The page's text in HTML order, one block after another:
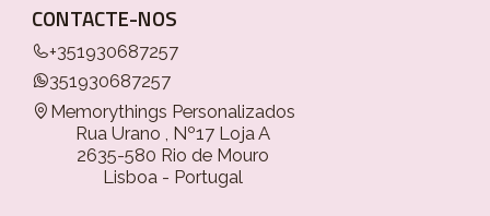
CONTACTE-NOS
+351930687257
351930687257
Memorythings Personalizados
Rua Urano , Nº17 Loja A
2635-580 Rio de Mouro
Lisboa - Portugal